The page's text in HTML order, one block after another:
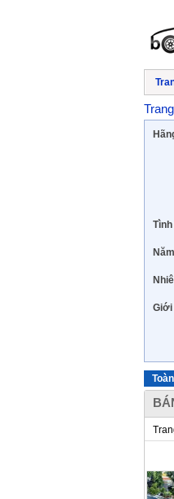
Giới